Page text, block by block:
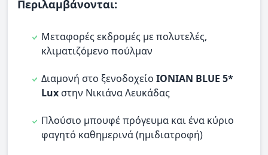
Περιλαμβάνονται:
Μεταφορές εκδρομές με πολυτελές,
κλιματιζόμενο πούλμαν
Διαμονή στο ξενοδοχείο IONIAN BLUE 5*
Lux στην Νικιάνα Λευκάδας
Πλούσιο μπουφέ πρόγευμα και ένα κύριο
φαγητό καθημερινά (ημιδιατροφή)